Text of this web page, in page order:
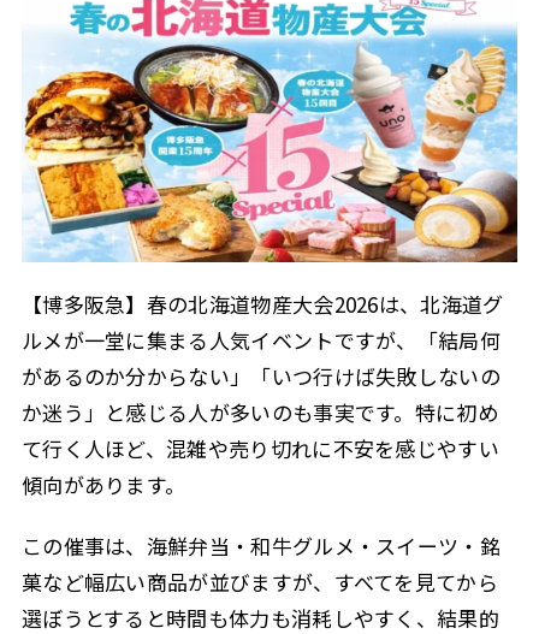
【博多阪急】春の北海道物産大会2026は、北海道グ
ルメが一堂に集まる人気イベントですが、「結局何
があるのか分からない」「いつ行けば失敗しないの
か迷う」と感じる人が多いのも事実です。特に初め
て行く人ほど、混雑や売り切れに不安を感じやすい
傾向があります。
この催事は、海鮮弁当・和牛グルメ・スイーツ・銘
菓など幅広い商品が並びますが、すべてを見てから
選ぼうとすると時間も体力も消耗しやすく、結果的